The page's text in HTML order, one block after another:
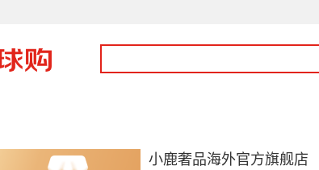
小鹿奢品海外官方旗舰店